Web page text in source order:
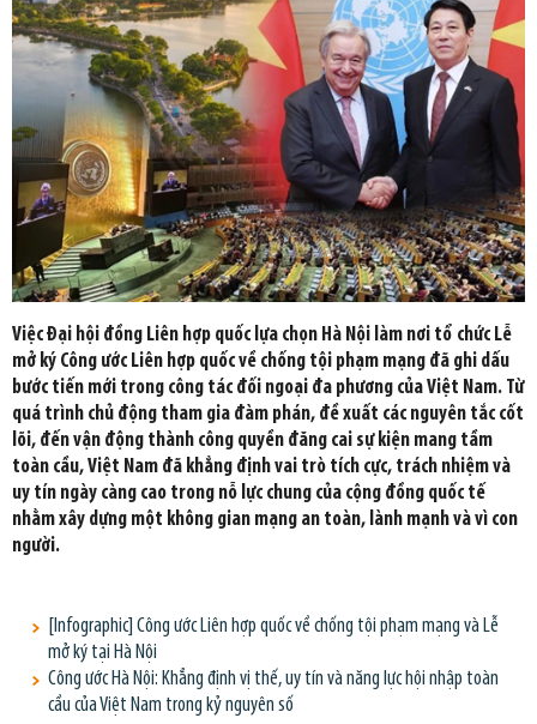
Việc Đại hội đồng Liên hợp quốc lựa chọn Hà Nội làm nơi tổ chức Lễ
mở ký Công ước Liên hợp quốc về chống tội phạm mạng đã ghi dấu
bước tiến mới trong công tác đối ngoại đa phương của Việt Nam. Từ
quá trình chủ động tham gia đàm phán, đề xuất các nguyên tắc cốt
lõi, đến vận động thành công quyền đăng cai sự kiện mang tầm
toàn cầu, Việt Nam đã khẳng định vai trò tích cực, trách nhiệm và
uy tín ngày càng cao trong nỗ lực chung của cộng đồng quốc tế
nhằm xây dựng một không gian mạng an toàn, lành mạnh và vì con
người.
[Infographic] Công ước Liên hợp quốc về chống tội phạm mạng và Lễ
mở ký tại Hà Nội
Công ước Hà Nội: Khẳng định vị thế, uy tín và năng lực hội nhập toàn
cầu của Việt Nam trong kỷ nguyên số